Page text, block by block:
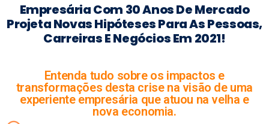
Empresária Com 30 Anos De Mercado
Projeta Novas Hipóteses Para As Pessoas,
Carreiras E Negócios Em 2021!
Entenda tudo sobre os impactos e
transformações desta crise na visão de uma
experiente empresária que atuou na velha e
nova economia.